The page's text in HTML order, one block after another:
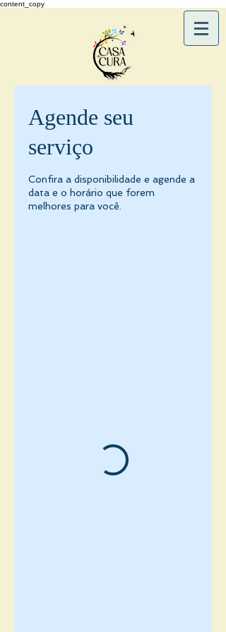
content_copy
Agende seu
serviço
Confira a disponibilidade e agende a
data e o horário que forem
melhores para você.